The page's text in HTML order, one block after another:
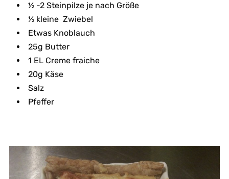
½ -2 Steinpilze je nach Größe
½ kleine Zwiebel
Etwas Knoblauch
25g Butter
1 EL Creme fraiche
20g Käse
Salz
Pfeffer